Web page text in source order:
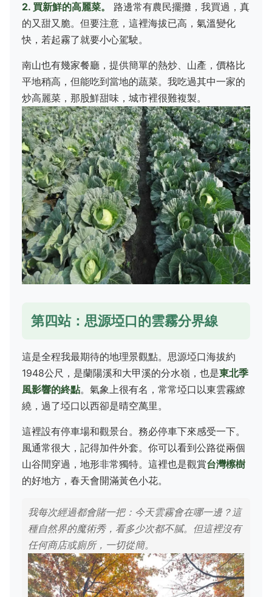
2. 買新鮮的高麗菜。
路邊常有農民擺攤，我買過，真
的又甜又脆。但要注意，這裡海拔已高，氣溫變化
快，若起霧了就要小心駕駛。
南山也有幾家餐廳，提供簡單的熱炒、山產，價格比
平地稍高，但能吃到當地的蔬菜。我吃過其中一家的
炒高麗菜，那股鮮甜味，城市裡很難複製。
第四站：思源埡口的雲霧分界線
這是全程我最期待的地理景觀點。思源埡口海拔約
1948公尺，是蘭陽溪和大甲溪的分水嶺，也是東北季
風影響的終點。氣象上很有名，常常埡口以東雲霧繚
繞，過了埡口以西卻是晴空萬里。
這裡設有停車場和觀景台。務必停車下來感受一下。
風通常很大，記得加件外套。你可以看到公路從兩個
山谷間穿過，地形非常獨特。這裡也是觀賞台灣檫樹
的好地方，春天會開滿黃色小花。
我每次經過都會賭一把：今天雲霧會在哪一邊？這
種自然界的魔術秀，看多少次都不膩。但這裡沒有
任何商店或廁所，一切從簡。